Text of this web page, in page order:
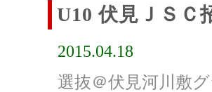
U10 伏見ＪＳＣ
2015.04.18
選抜＠伏見河川敷